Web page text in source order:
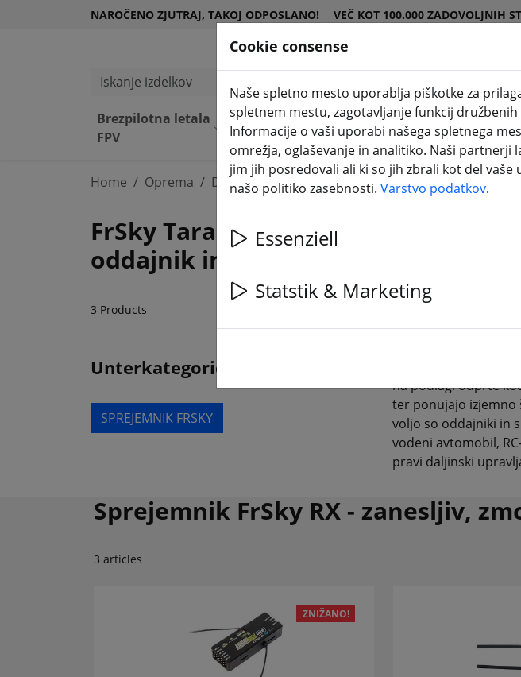
NAROČENO ZJUTRAJ, TAKOJ ODPOSLANO! VEČ KOT 100.000 ZADOVOLJNIH
Iskanje izdelkov
Brezpilotna letala
FPV
Kompone
nte
Opre
ma(aktuelle Seite)
Trgovina
DJI
Bateri
je
Home Oprema Daljinski upravljalnik FrSky
FrSky Taranis X9D Plus V2019,
oddajnik in sprejemnik
3 Products
Unterkategorien
SPREJEMNIK FRSKY
FrSky je inovativno
na podlagi odprte
ter ponujajo
voljo so oddajniki in
vodeni avtomobil,
pravi daljinski
Sprejemnik FrSky RX - zanesljiv,
3 articles
ZNIŽANO!
Cookie consense
Naše spletno mesto uporablja piškotke za
spletnem mestu, zagotavljanje funkcij
Informacije o vaši uporabi našega spletnega
omrežja, oglaševanje in analitiko. Naši
jim jih posredovali ali ki so jih zbrali kot del
našo politiko zasebnosti. Varstvo podatkov.
Essenziell
Statstik & Marketing